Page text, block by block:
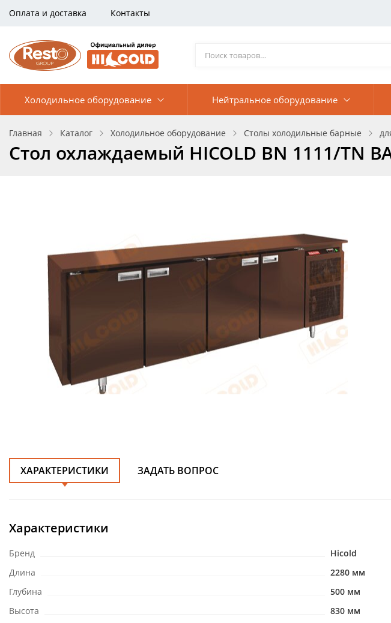
Оплата и доставка Контакты
Холодильное оборудование Нейтральное оборудование
Главная Каталог Холодильное оборудование Столы холодильные барные
Стол охлаждаемый HICOLD BN 1111/TN
ХАРАКТЕРИСТИКИ ЗАДАТЬ ВОПРОС
Характеристики
Бренд
Hicold
Длина
2280 мм
Глубина
500 мм
Высота
830 мм